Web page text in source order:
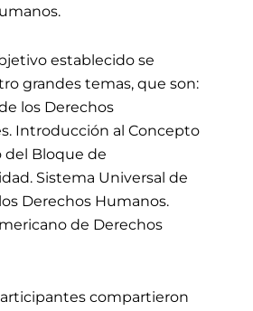
establecido se
grandes temas, que son:
los Derechos
Introducción al Concepto
Bloque de
Sistema Universal de
Derechos Humanos.
de Derechos
compartieron